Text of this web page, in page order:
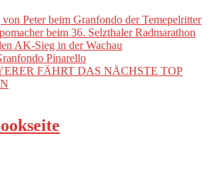
Peter beim Granfondo der Temepelritter
beim 36. Selzthaler Radmarathon
AK-Sieg in der Wachau
Pinarello
FÄHRT DAS NÄCHSTE TOP